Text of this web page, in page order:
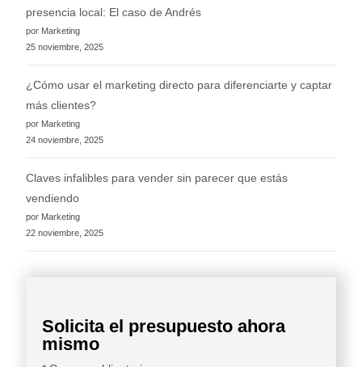
presencia local: El caso de Andrés
por Marketing
25 noviembre, 2025
¿Cómo usar el marketing directo para diferenciarte y captar
más clientes?
por Marketing
24 noviembre, 2025
Claves infalibles para vender sin parecer que estás
vendiendo
por Marketing
22 noviembre, 2025